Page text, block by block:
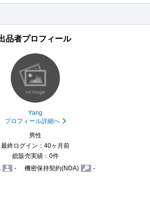
品者プロフィール
Yang
プロフィール詳細へ
男性
最終ログイン：40ヶ月前
総販売実績：0件
- 機密保持契約(NDA) -